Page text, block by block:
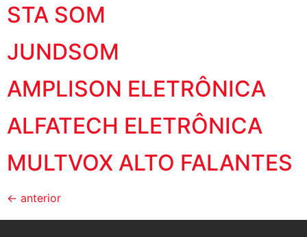
STA SOM
JUNDSOM
AMPLISON ELETRÔNICA
ALFATECH ELETRÔNICA
MULTVOX ALTO FALANTES
← anterior